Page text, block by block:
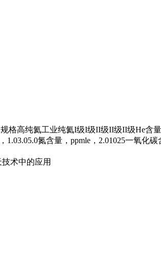
高纯氦工业纯氦I级I级II级II级II级He含量
氮含量，ppmle，2.01025一氧化
术中的应用